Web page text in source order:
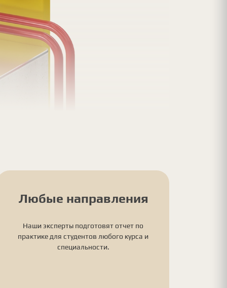
Любые направления
Наши эксперты подготовят отчет по
практике для студентов любого курса и
специальности.